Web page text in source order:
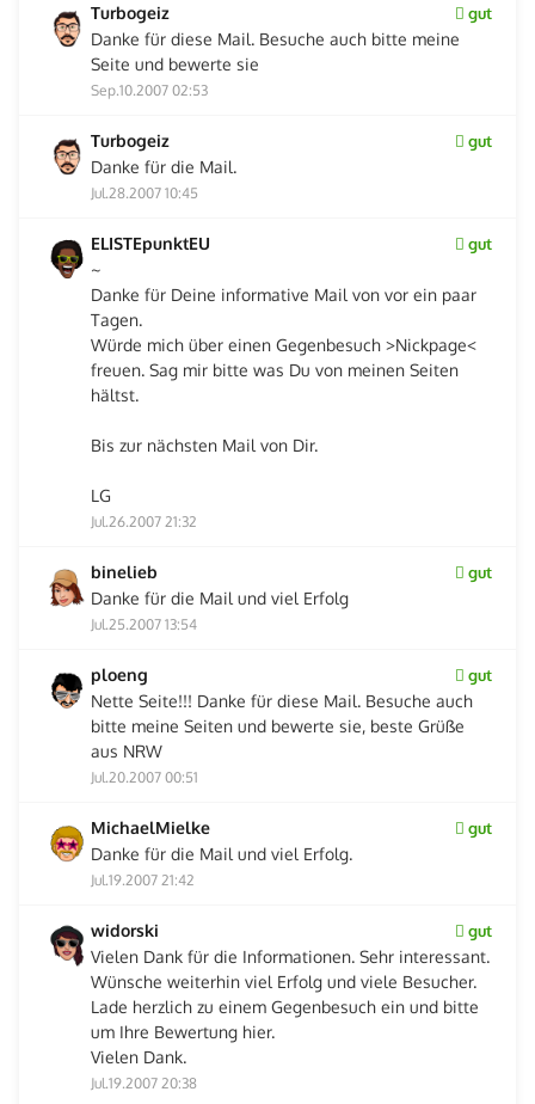
Turbogeiz gut
Danke für diese Mail. Besuche auch bitte meine
Seite und bewerte sie
Sep.10.2007 02:53
Turbogeiz gut
Danke für die Mail.
Jul.28.2007 10:45
ELISTEpunktEU gut
~
Danke für Deine informative Mail von vor ein paar
Tagen.
Würde mich über einen Gegenbesuch >Nickpage<
freuen. Sag mir bitte was Du von meinen Seiten
hältst.
Bis zur nächsten Mail von Dir.
LG
Jul.26.2007 21:32
binelieb gut
Danke für die Mail und viel Erfolg
Jul.25.2007 13:54
ploeng gut
Nette Seite!!! Danke für diese Mail. Besuche auch
bitte meine Seiten und bewerte sie, beste Grüße
aus NRW
Jul.20.2007 00:51
MichaelMielke gut
Danke für die Mail und viel Erfolg.
Jul.19.2007 21:42
widorski gut
Vielen Dank für die Informationen. Sehr interessant.
Wünsche weiterhin viel Erfolg und viele Besucher.
Lade herzlich zu einem Gegenbesuch ein und bitte
um Ihre Bewertung hier.
Vielen Dank.
Jul.19.2007 20:38